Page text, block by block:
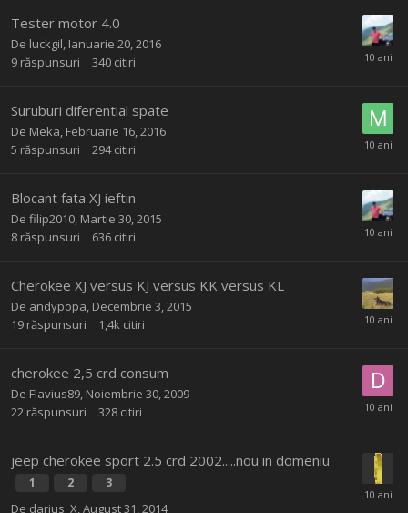
Tester motor 4.0
De luckgil Ianuarie 20, 2016
9 răspunsuri 340 citiri
Suruburi diferential spate
De Meka Februarie 16, 2016
5 răspunsuri 294 citiri
Blocant fata XJ ieftin
De filip2010 Martie 30, 2015
8 răspunsuri 636 citiri
Cherokee XJ versus KJ versus KK versus KL
De andypopa Decembrie 3, 2015
19 răspunsuri 1,4k citiri
cherokee 2,5 crd consum
De Flavius89 Noiembrie 30, 2009
22 răspunsuri 328 citiri
jeep cherokee sport 2.5 crd 2002.....nou in domeniu
1 2 3
De darius_X August 31, 2014